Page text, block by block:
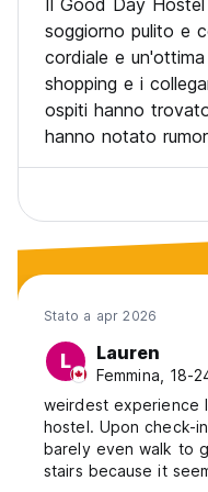
- Deposito borse
- E molto altro ancora!
Non vediamo l'ora di
from original language)
Il Good Day
soggiorno pulito e
cordiale e
shopping e i
ospiti hanno
hanno notato
Stato a apr 2026
L Lauren
Femmina, 18-
weirdest experience
hostel. Upon check-
barely even walk to
stairs because it